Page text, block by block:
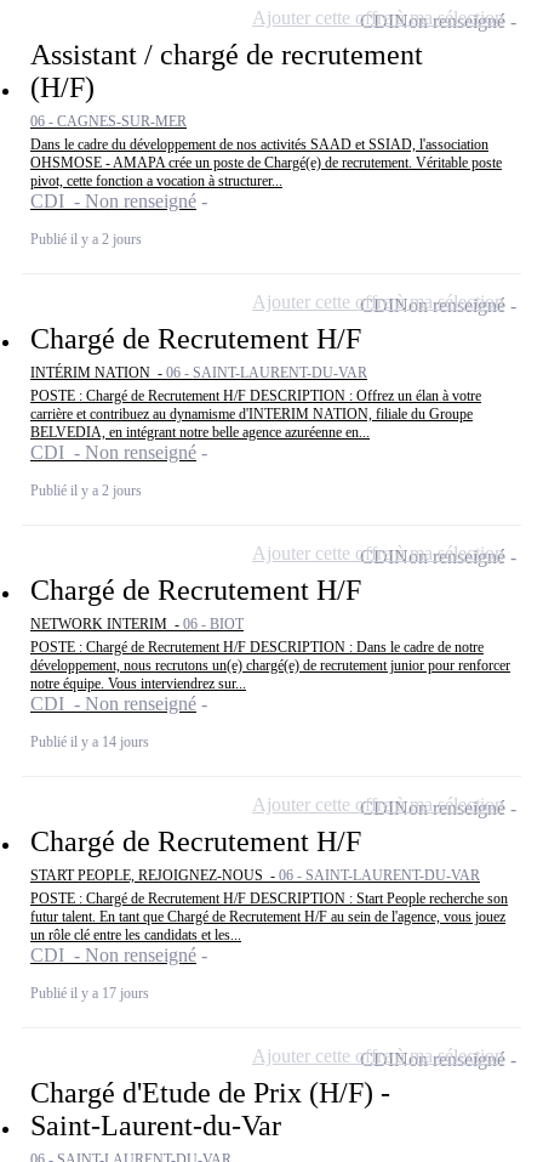
Assistant / chargé de recrutement
(H/F)
06 - CAGNES-SUR-MER
Dans le cadre du développement de nos activités SAAD et SSIAD, l'association
OHSMOSE - AMAPA crée un poste de Chargé(e) de recrutement. Véritable poste
pivot, cette fonction a vocation à structurer...
CDI - Non renseigné
Publié il y a 2 jours
CDINon renseigné
Ajouter cette offre à ma sélection
Chargé de Recrutement H/F
INTÉRIM NATION - 06 - SAINT-LAURENT-DU-VAR
POSTE : Chargé de Recrutement H/F DESCRIPTION : Offrez un élan à votre
carrière et contribuez au dynamisme d'INTERIM NATION, filiale du Groupe
BELVEDIA, en intégrant notre belle agence azuréenne en...
CDI - Non renseigné
Publié il y a 2 jours
CDINon renseigné
Ajouter cette offre à ma sélection
Chargé de Recrutement H/F
NETWORK INTERIM - 06 - BIOT
POSTE : Chargé de Recrutement H/F DESCRIPTION : Dans le cadre de notre
développement, nous recrutons un(e) chargé(e) de recrutement junior pour renforcer
notre équipe. Vous interviendrez sur...
CDI - Non renseigné
Publié il y a 14 jours
CDINon renseigné
Ajouter cette offre à ma sélection
Chargé de Recrutement H/F
START PEOPLE, REJOIGNEZ-NOUS - 06 - SAINT-LAURENT-DU-VAR
POSTE : Chargé de Recrutement H/F DESCRIPTION : Start People recherche son
futur talent. En tant que Chargé de Recrutement H/F au sein de l'agence, vous jouez
un rôle clé entre les candidats et les...
CDI - Non renseigné
Publié il y a 17 jours
CDINon renseigné
Ajouter cette offre à ma sélection
Chargé d'Etude de Prix (H/F) -
Saint-Laurent-du-Var
CDINon renseigné
Ajouter cette offre à ma sélection